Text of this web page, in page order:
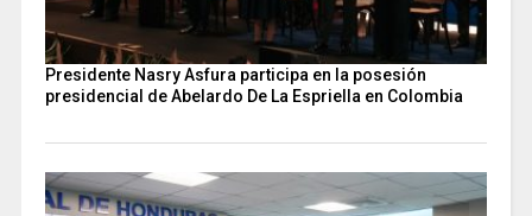
Presidente Nasry Asfura participa en la posesión
presidencial de Abelardo De La Espriella en Colombia